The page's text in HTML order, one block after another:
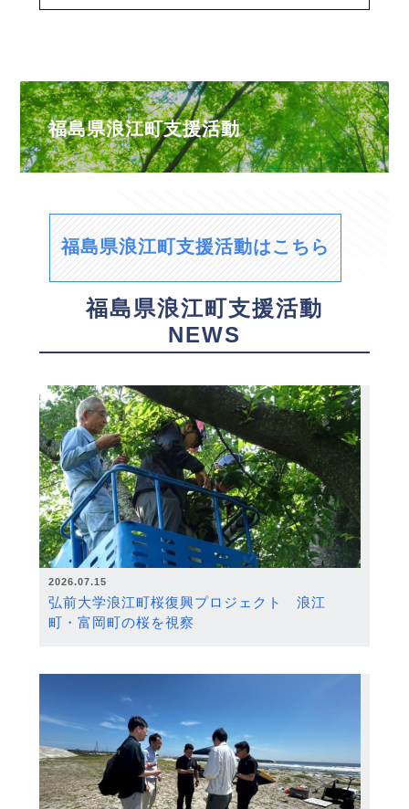
福島県浪江町支援活動
福島県浪江町支援活動はこちら
福島県浪江町支援活動
NEWS
2026.07.15
弘前大学浪江町桜復興プロジェクト 浪江
町・富岡町の桜を視察